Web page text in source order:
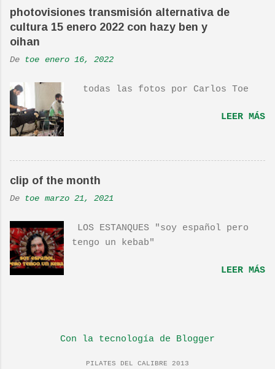
es deliciosa de por si, de hecho
ha sido versionada cienes y cienes
de veces. Aquí os dejo el vídeo de
ver una estupenda película llamada
por TOE hace unos posts.Yo también
os la recomiendo. En una escena de
magnifica Per-Versión de este tema
de Townshend. PINCHA AQUÍ Y LA
photovisiones transmisión alternativa de
cultura 15 enero 2022 con hazy ben y
oihan
De toe enero 16, 2022
todas las fotos por Carlos Toe
LEER MÁS
clip of the month
De toe marzo 21, 2021
LOS ESTANQUES "soy español pero
tengo un kebab"
LEER MÁS
Con la tecnología de Blogger
PILATES DEL CALIBRE 2013